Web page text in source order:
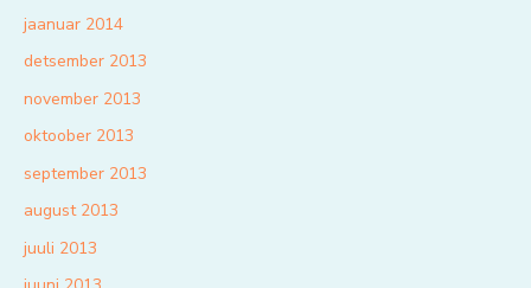
jaanuar 2014
detsember 2013
november 2013
oktoober 2013
september 2013
august 2013
juuli 2013